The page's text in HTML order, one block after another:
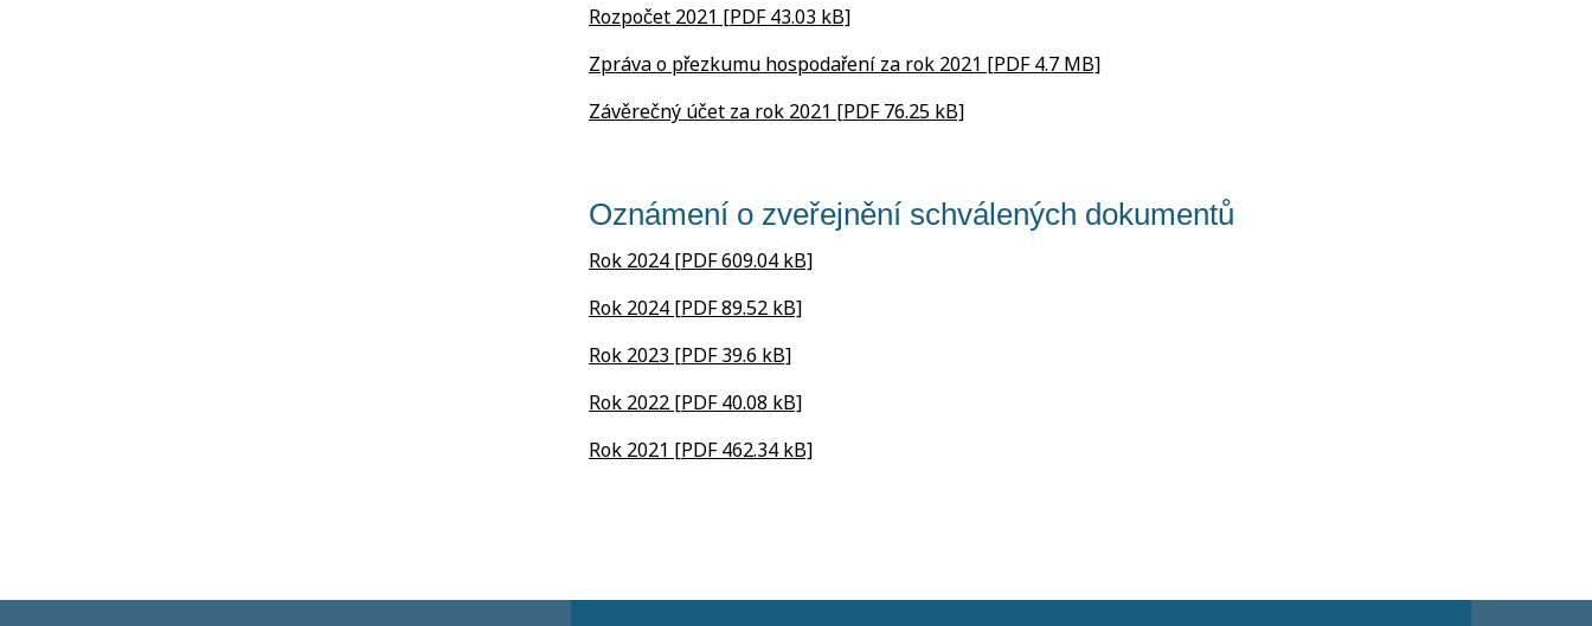
Rozpočet 2021 [PDF 43.03 kB]
Zpráva o přezkumu hospodaření za rok 2021 [PDF 4.7 MB]
Závěrečný účet za rok 2021 [PDF 76.25 kB]
Oznámení o zveřejnění schválených dokumentů
Rok 2024 [PDF 609.04 kB]
Rok 2024 [PDF 89.52 kB]
Rok 2023 [PDF 39.6 kB]
Rok 2022 [PDF 40.08 kB]
Rok 2021 [PDF 462.34 kB]